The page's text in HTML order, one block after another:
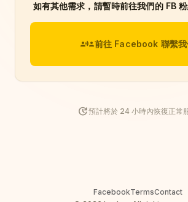
如有其他需求，請暫時前往我們的 FB
communication前往 Facebook 聯繫我
update預計將於 24 小時內恢復正常
FacebookTermsContact